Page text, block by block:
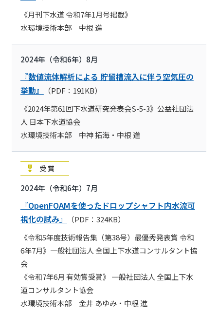
《月刊下水道 令和7年1月号掲載》
水環境技術本部 中根 進
2024年（令和6年）8月
『数値流体解析による 貯留槽流入に伴う空気圧の
挙動』
（PDF：191KB）
《2024年第61回下水道研究発表会S-5-3》公益社団法
人 日本下水道協会
水環境技術本部 中神 拓海・中根 進
受賞
2024年（令和6年）7月
『OpenFOAMを使ったドロップシャフト内水流可
視化の試み』
（PDF：324KB）
《令和5年度技術報告集（第38号）最優秀発表賞 令和
6年7月》一般社団法人 全国上下水道コンサルタント協
会
《令和7年6月 有効賞受賞》 一般社団法人 全国上下水
道コンサルタント協会
水環境技術本部 金井 あゆみ・中根 進